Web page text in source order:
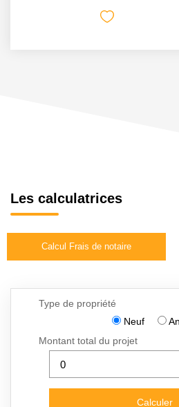
Les calculatrices
Calcul Frais de notaire